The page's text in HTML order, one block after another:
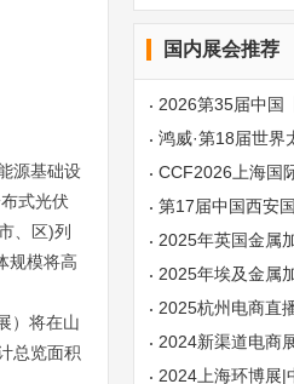
源基础设
式光伏
、区)列
规模将高
）将在山
总览面积
国内展会推荐
2026第35届中国
览会
鸿威·第18届世界
览会
CCF2026上海国
第17届中国西安
2025年英国金属
2025年埃及金属
EEL
2025杭州电商直
2024新渠道电商
月28日开幕
2024上海环博展|